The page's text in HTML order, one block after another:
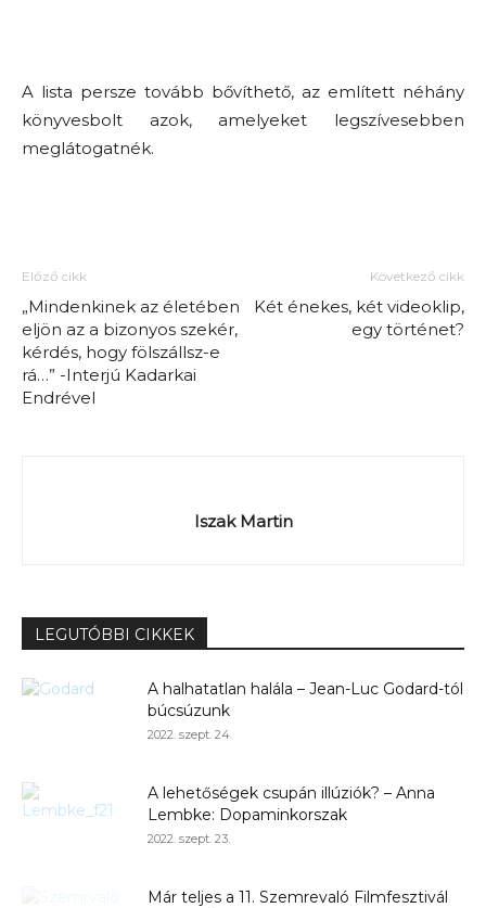
A lista persze tovább bővíthető, az említett néhány
könyvesbolt azok, amelyeket legszívesebben
meglátogatnék.
Előző cikk
„Mindenkinek az életében
eljön az a bizonyos szekér,
kérdés, hogy fölszállsz-e
rá…” -Interjú Kadarkai
Endrével
Következő cikk
Két énekes, két videoklip,
egy történet?
Iszak Martin
LEGUTÓBBI CIKKEK
A halhatatlan halála – Jean-Luc Godard-tól
búcsúzunk
2022. szept. 24.
A lehetőségek csupán illúziók? – Anna
Lembke: Dopaminkorszak
2022. szept. 23.
Már teljes a 11. Szemrevaló Filmfesztivál